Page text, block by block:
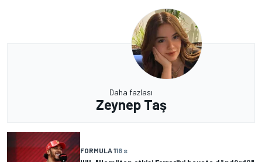
Daha fazlası
Zeynep Taş
FORMULA 118 s